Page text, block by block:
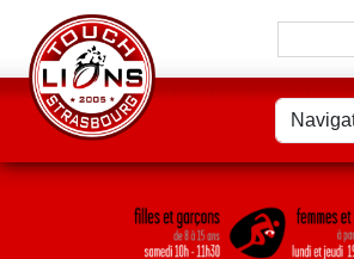
Panneau de gestion des cookies